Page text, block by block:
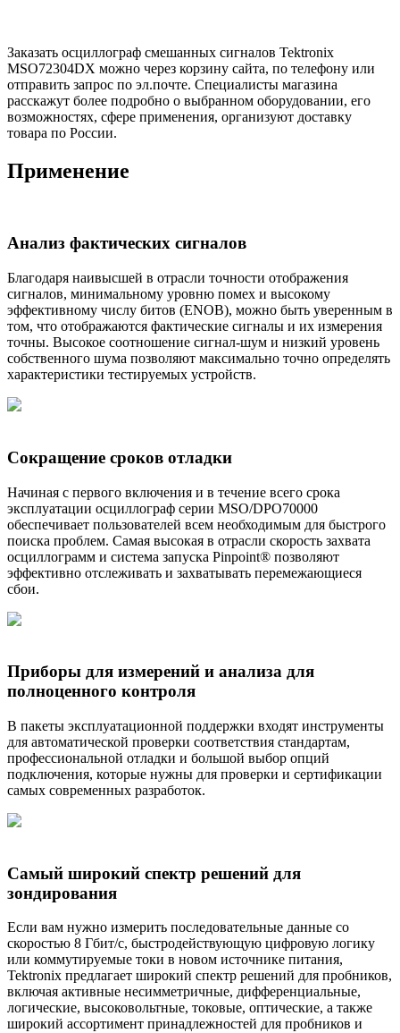
Заказать осциллограф смешанных сигналов Tektronix
MSO72304DX можно через корзину сайта, по телефону или
отправить запрос по эл.почте. Специалисты магазина
расскажут более подробно о выбранном оборудовании, его
возможностях, сфере применения, организуют доставку
товара по России.
Применение
Анализ фактических сигналов
Благодаря наивысшей в отрасли точности отображения
сигналов, минимальному уровню помех и высокому
эффективному числу битов (ENOB), можно быть уверенным в
том, что отображаются фактические сигналы и их измерения
точны. Высокое соотношение сигнал-шум и низкий уровень
собственного шума позволяют максимально точно определять
характеристики тестируемых устройств.
Сокращение сроков отладки
Начиная с первого включения и в течение всего срока
эксплуатации осциллограф серии MSO/DPO70000
обеспечивает пользователей всем необходимым для быстрого
поиска проблем. Самая высокая в отрасли скорость захвата
осциллограмм и система запуска Pinpoint® позволяют
эффективно отслеживать и захватывать перемежающиеся
сбои.
Приборы для измерений и анализа для
полноценного контроля
В пакеты эксплуатационной поддержки входят инструменты
для автоматической проверки соответствия стандартам,
профессиональной отладки и большой выбор опций
подключения, которые нужны для проверки и сертификации
самых современных разработок.
Самый широкий спектр решений для
зондирования
Если вам нужно измерить последовательные данные со
скоростью 8 Гбит/с, быстродействующую цифровую логику
или коммутируемые токи в новом источнике питания,
Tektronix предлагает широкий спектр решений для пробников,
включая активные несимметричные, дифференциальные,
логические, высоковольтные, токовые, оптические, а также
широкий ассортимент принадлежностей для пробников и